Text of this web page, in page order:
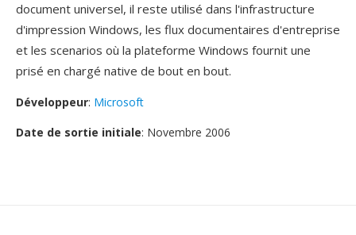
document universel, il reste utilisé dans l'infrastructure
d'impression Windows, les flux documentaires d'entreprise
et les scenarios où la plateforme Windows fournit une
prisé en chargé native de bout en bout.
Développeur: Microsoft
Date de sortie initiale: Novembre 2006